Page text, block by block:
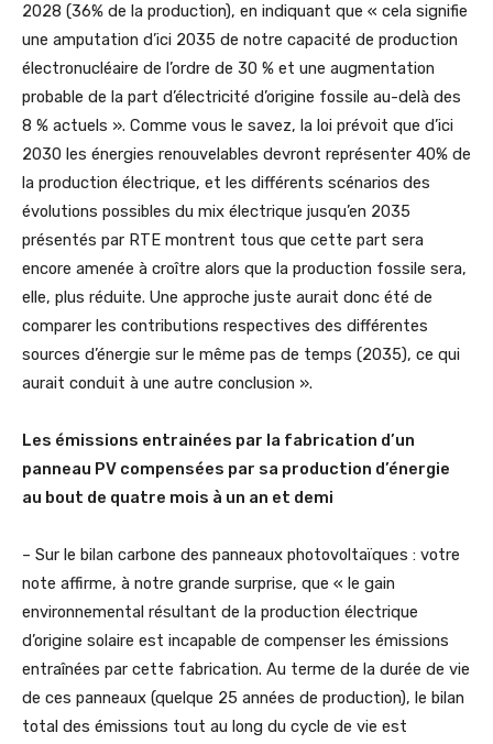
2028 (36% de la production), en indiquant que « cela signifie
une amputation d’ici 2035 de notre capacité de production
électronucléaire de l’ordre de 30 % et une augmentation
probable de la part d’électricité d’origine fossile au-delà des
8 % actuels ». Comme vous le savez, la loi prévoit que d’ici
2030 les énergies renouvelables devront représenter 40% de
la production électrique, et les différents scénarios des
évolutions possibles du mix électrique jusqu’en 2035
présentés par RTE montrent tous que cette part sera
encore amenée à croître alors que la production fossile sera,
elle, plus réduite. Une approche juste aurait donc été de
comparer les contributions respectives des différentes
sources d’énergie sur le même pas de temps (2035), ce qui
aurait conduit à une autre conclusion ».
Les émissions entrainées par la fabrication d’un
panneau PV compensées par sa production d’énergie
au bout de quatre mois à un an et demi
– Sur le bilan carbone des panneaux photovoltaïques : votre
note affirme, à notre grande surprise, que « le gain
environnemental résultant de la production électrique
d’origine solaire est incapable de compenser les émissions
entraînées par cette fabrication. Au terme de la durée de vie
de ces panneaux (quelque 25 années de production), le bilan
total des émissions tout au long du cycle de vie est